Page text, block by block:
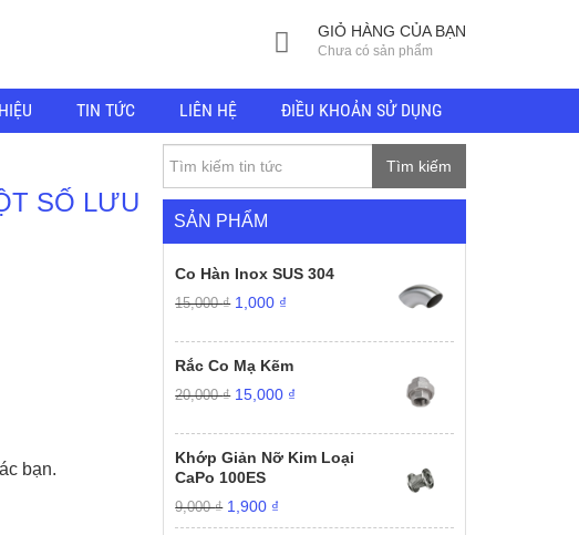
GIỎ HÀNG CỦA BẠN
Chưa có sản phẩm
TIN TỨC LIÊN HỆ ĐIỀU KHOẢN SỬ DỤNG
SỐ LƯU
bạn.
Tìm kiếm
SẢN PHẨM
Co Hàn Inox SUS 304
15,000₫ Giá
là:
15,000 ₫.
1,000 ₫
tại
là:
Rắc Co Mạ Kẽm
20,000₫ Giá
là:
20,000 ₫.
15,000 ₫
tại
là:
Khớp Giản Nỡ Kim Loại
CaPo 100ES
9,000₫ Giá
gốc
1,900 ₫
hiện